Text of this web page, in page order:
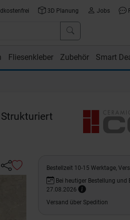
3D Planung Jobs
Fliesenkleber Zubehör Smart
Bestellzeit 10-15 Werktage,
Bei heutiger Bestellung
27.08.2026
Versand über Spedition